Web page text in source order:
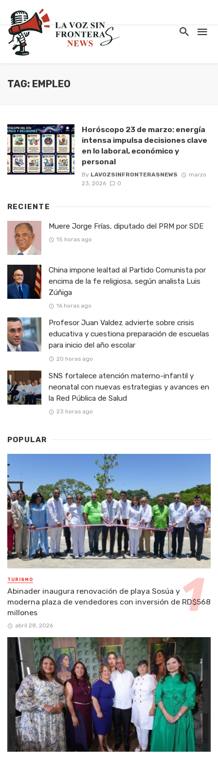
TAG: EMPLEO
Horóscopo 23 de marzo: energía
intensa impulsa decisiones clave
en lo laboral, económico y
personal
By LAVOZSINFRONTERASNEWS
marzo
23, 2026
0
RECIENTE
Muere Jorge Frías, diputado del PRM por SDE
15 horas ago
China impone lealtad al Partido Comunista por
encima de la fe religiosa, según analista Luis
Zúñiga
16 horas ago
Profesor Juan Valdez advierte sobre crisis
educativa y cuestiona preparación de escuelas
para inicio del año escolar
20 horas ago
SNS fortalece atención materno-infantil y
neonatal con nuevas estrategias y avances en
la Red Pública de Salud
23 horas ago
POPULAR
TURISMO
Abinader inaugura renovación de playa Sosúa y
moderna plaza de vendedores con inversión de RD$568
millones
abril 28, 2026